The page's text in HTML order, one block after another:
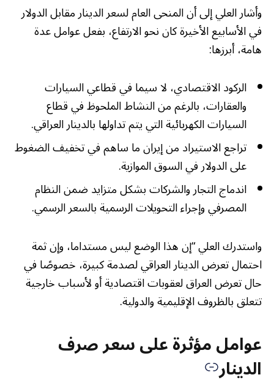
وأشار العلي إلى أن المنحى العام لسعر الدينار مقابل الدولار
في الأسابيع الأخيرة كان نحو الارتفاع، بفعل عوامل عدة
هامة، أبرزها:
الركود الاقتصادي، لا سيما في قطاعي السيارات
والعقارات، بالرغم من النشاط الملحوظ في قطاع
السيارات الكهربائية التي يتم تداولها بالدينار العراقي.
تراجع الاستيراد من إيران ما ساهم في تخفيف الضغوط
على الدولار في السوق الموازية.
اندماج التجار والشركات بشكل متزايد ضمن النظام
المصرفي وإجراء التحويلات الرسمية بالسعر الرسمي.
واستدرك العلي “إن هذا الوضع ليس مستداما، وإن ثمة
احتمال تعرض الدينار العراقي لصدمة كبيرة، خصوصًا في
حال تعرض العراق لعقوبات اقتصادية أو لأسباب خارجية
تتعلق بالظروف الإقليمية والدولية.
عوامل مؤثرة على سعر صرف
الدينار